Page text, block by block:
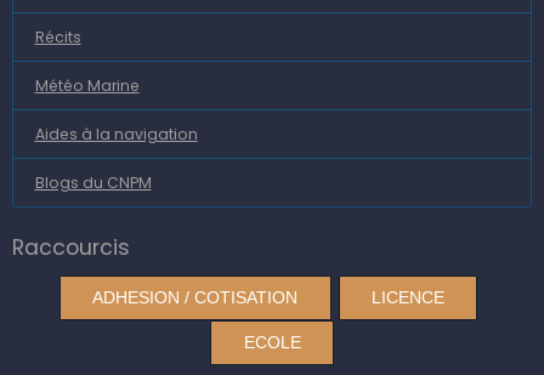
Récits
Météo Marine
Aides à la navigation
Blogs du CNPM
Raccourcis
ADHESION / COTISATION LICENCE
ECOLE